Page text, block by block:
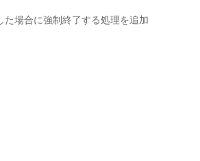
場合に強制終了する処理を追加